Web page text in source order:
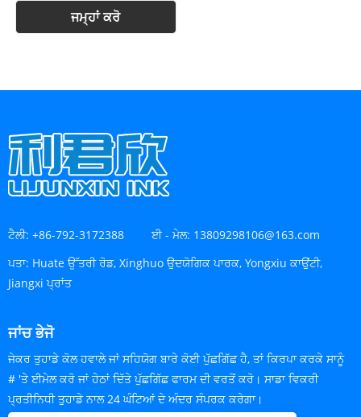
ਟੈਲੀ: +86-792-3172388 ਈ - ਮੇਲ: 13809298106@163.com
ਪਤਾ: Huate ਉੱਤਰੀ ਰੋਡ, Xinghuo ਉਦਯੋਗਿਕ ਪਾਰਕ, ​​Yongxiu ਕਾਉਂਟੀ,
Jiangxi ਪ੍ਰਾਂਤ
ਜਾਂਚ ਭੇਜੋ
ਜੇਕਰ ਤੁਹਾਡੇ ਕੋਲ ਹਵਾਲੇ ਜਾਂ ਸਹਿਯੋਗ ਬਾਰੇ ਕੋਈ ਪੁੱਛਗਿੱਛ ਹੈ, ਤਾਂ ਕਿਰਪਾ ਕਰਕੇ ਸਾਨੂੰ
# 'ਤੇ ਈਮੇਲ ਕਰੋ ਜਾਂ ਹੇਠਾਂ ਦਿੱਤੇ ਪੁੱਛਗਿੱਛ ਫਾਰਮ ਦੀ ਵਰਤੋਂ ਕਰੋ। ਸਾਡਾ ਵਿਕਰੀ
ਪ੍ਰਤੀਨਿਧੀ ਤੁਹਾਡੇ ਨਾਲ 24 ਘੰਟਿਆਂ ਦੇ ਅੰਦਰ ਸੰਪਰਕ ਕਰੇਗਾ।